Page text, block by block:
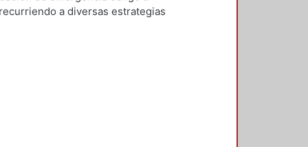
a diversas estrategias